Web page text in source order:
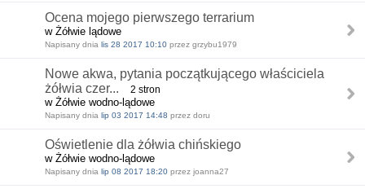
Ocena mojego pierwszego terrarium
w Żółwie lądowe
Napisany dnia lis 28 2017 10:10 przez grzybu1979
Nowe akwa, pytania początkującego właściciela
żółwia czer...
2 stron
w Żółwie wodno-lądowe
Napisany dnia lip 03 2017 14:48 przez doru
Oświetlenie dla żółwia chińskiego
w Żółwie wodno-lądowe
Napisany dnia lip 08 2017 18:20 przez joanna27